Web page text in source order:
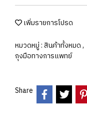
เพิ่มรายการโปรด
หมวดหมู่ :สินค้าทั้งหมด,
ถุงมือทางการแพทย์
Share